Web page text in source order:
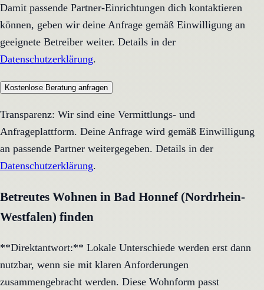
Damit passende Partner-Einrichtungen dich kontaktieren
können, geben wir deine Anfrage gemäß Einwilligung an
geeignete Betreiber weiter. Details in der
Datenschutzerklärung.
Kostenlose Beratung anfragen
Transparenz: Wir sind eine Vermittlungs- und
Anfrageplattform. Deine Anfrage wird gemäß Einwilligung
an passende Partner weitergegeben. Details in der
Datenschutzerklärung.
Betreutes Wohnen in Bad Honnef (Nordrhein-
Westfalen) finden
**Direktantwort:** Lokale Unterschiede werden erst dann
nutzbar, wenn sie mit klaren Anforderungen
zusammengebracht werden. Diese Wohnform passt